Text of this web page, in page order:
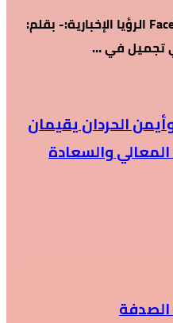
Facebook Twitter Pinterest LinkedIn الرؤيا الإخبارية:- بقلم:
تجميل في …
الحردان يقيمان
والسعادة